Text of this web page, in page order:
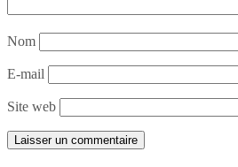
Nom
E-mail
Site web